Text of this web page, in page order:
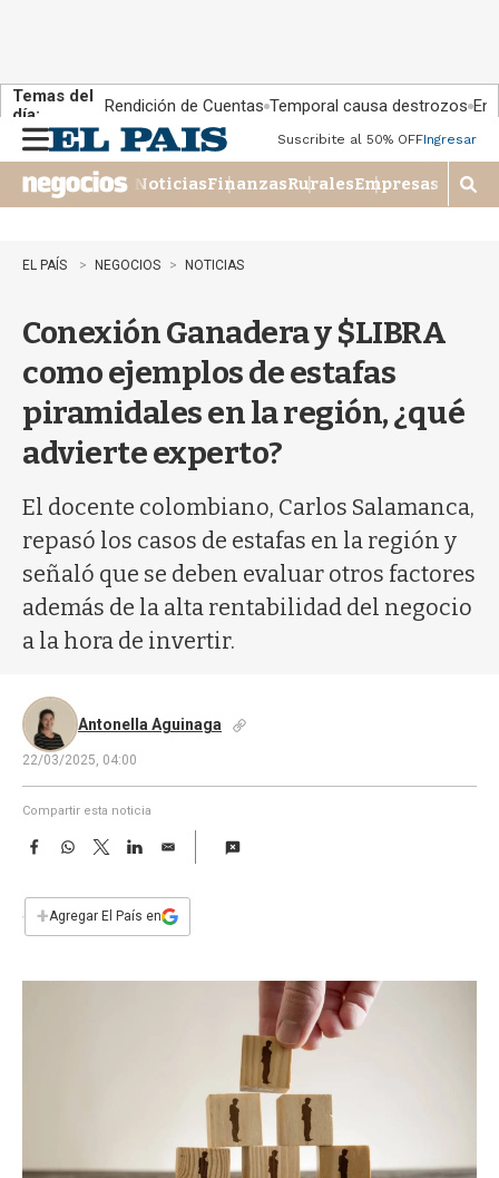
Temas del
día:
Rendición de Cuentas Temporal causa destrozos En
n
u
Suscribite al 50% OFFIngresar
NoticiasFinanzasRuralesEmpresas
M
o
a
EL PAÍS NEGOCIOS NOTICIAS
Conexión Ganadera y $LIBRA
como ejemplos de estafas
piramidales en la región, ¿qué
advierte experto?
El docente colombiano, Carlos Salamanca,
repasó los casos de estafas en la región y
señaló que se deben evaluar otros factores
además de la alta rentabilidad del negocio
a la hora de invertir.
Antonella Aguinaga
22/03/2025, 04:00
Compartir esta noticia
F
e
b
W
s
T
w
t
L
E
i
l
+Agregar El País en